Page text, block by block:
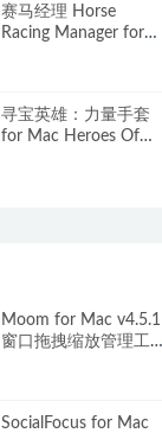
中文原生版
赛马经理 Horse
Racing Manager for
寻宝英雄：力量手套
for Mac Heroes Of
Moom for Mac v4.5.1
窗口拖拽缩放管理工
SocialFocus for Mac